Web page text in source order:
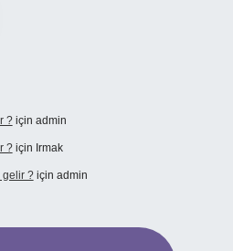
?için admin
?için Irmak
gelir ?için admin